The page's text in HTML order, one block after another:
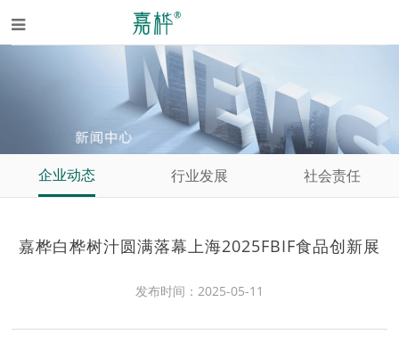
企业动态 行业发展 社会责任
嘉桦白桦树汁圆满落幕上海2025FBIF食品创新展
发布时间：2025-05-11